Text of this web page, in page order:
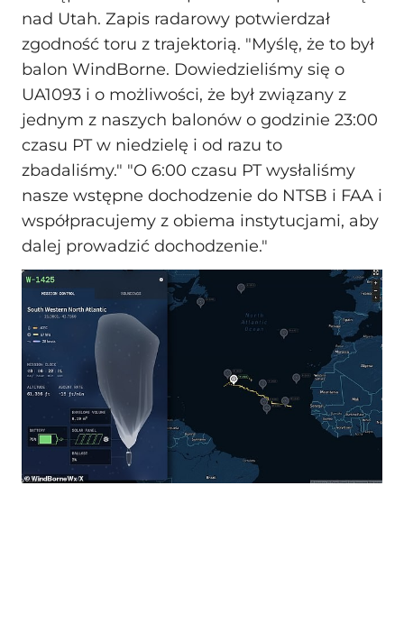
nad Utah. Zapis radarowy potwierdzał
zgodność toru z trajektorią. "Myślę, że to był
balon WindBorne. Dowiedzieliśmy się o
UA1093 i o możliwości, że był związany z
jednym z naszych balonów o godzinie 23:00
czasu PT w niedzielę i od razu to
zbadaliśmy." "O 6:00 czasu PT wysłaliśmy
nasze wstępne dochodzenie do NTSB i FAA i
współpracujemy z obiema instytucjami, aby
dalej prowadzić dochodzenie."